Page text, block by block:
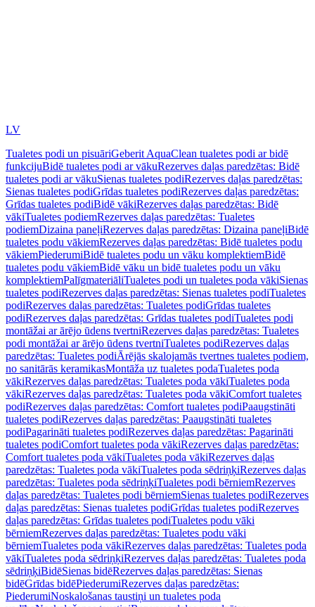
LV
Tualetes podi un pisuāriGeberit AquaClean tualetes podi ar bidē
funkcijuBidē tualetes podi ar vākuRezerves daļas paredzētas: Bidē
tualetes podi ar vākuSienas tualetes podiRezerves daļas paredzētas:
Sienas tualetes podiGrīdas tualetes podiRezerves daļas paredzētas:
Grīdas tualetes podiBidē vākiRezerves daļas paredzētas: Bidē
vākiTualetes podiemRezerves daļas paredzētas: Tualetes
podiemDizaina paneļiRezerves daļas paredzētas: Dizaina paneļiBidē
tualetes podu vākiemRezerves daļas paredzētas: Bidē tualetes podu
vākiemPiederumiBidē tualetes podu un vāku komplektiemBidē
tualetes podu vākiemBidē vāku un bidē tualetes podu un vāku
komplektiemPalīgmateriāliTualetes podi un tualetes poda vākiSienas
tualetes podiRezerves daļas paredzētas: Sienas tualetes podiTualetes
podiRezerves daļas paredzētas: Tualetes podiGrīdas tualetes
podiRezerves daļas paredzētas: Grīdas tualetes podiTualetes podi
montāžai ar ārējo ūdens tvertniRezerves daļas paredzētas: Tualetes
podi montāžai ar ārējo ūdens tvertniTualetes podiRezerves daļas
paredzētas: Tualetes podiĀrējās skalojamās tvertnes tualetes podiem,
no sanitārās keramikasMontāža uz tualetes podaTualetes poda
vākiRezerves daļas paredzētas: Tualetes poda vākiTualetes poda
vākiRezerves daļas paredzētas: Tualetes poda vākiComfort tualetes
podiRezerves daļas paredzētas: Comfort tualetes podiPaaugstināti
tualetes podiRezerves daļas paredzētas: Paaugstināti tualetes
podiPagarināti tualetes podiRezerves daļas paredzētas: Pagarināti
tualetes podiComfort tualetes poda vākiRezerves daļas paredzētas:
Comfort tualetes poda vākiTualetes poda vākiRezerves daļas
paredzētas: Tualetes poda vākiTualetes poda sēdriņķiRezerves daļas
paredzētas: Tualetes poda sēdriņķiTualetes podi bērniemRezerves
daļas paredzētas: Tualetes podi bērniemSienas tualetes podiRezerves
daļas paredzētas: Sienas tualetes podiGrīdas tualetes podiRezerves
daļas paredzētas: Grīdas tualetes podiTualetes podu vāki
bērniemRezerves daļas paredzētas: Tualetes podu vāki
bērniemTualetes poda vākiRezerves daļas paredzētas: Tualetes poda
vākiTualetes poda sēdriņķiRezerves daļas paredzētas: Tualetes poda
sēdriņķiBidēSienas bidēRezerves daļas paredzētas: Sienas
bidēGrīdas bidēPiederumiRezerves daļas paredzētas:
PiederumiNoskalošanas taustiņi un tualetes poda